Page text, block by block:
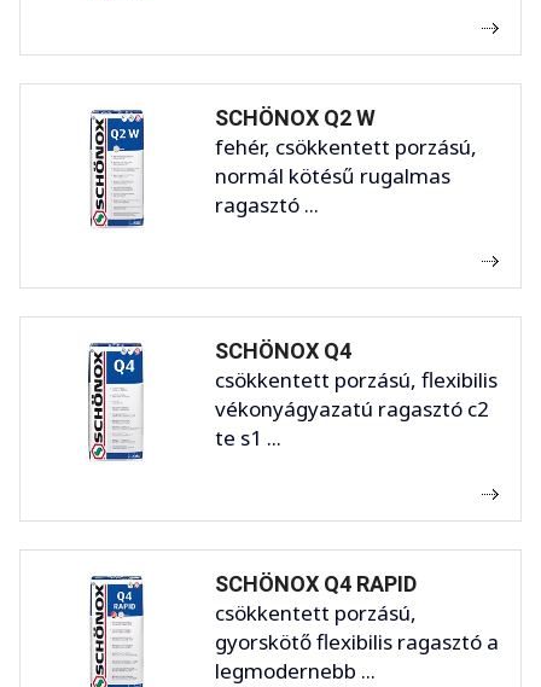
SCHÖNOX Q2 W
fehér, csökkentett porzású,
normál kötésű rugalmas
ragasztó ...
SCHÖNOX Q4
csökkentett porzású, flexibilis
vékonyágyazatú ragasztó c2
te s1 ...
SCHÖNOX Q4 RAPID
csökkentett porzású,
gyorskötő flexibilis ragasztó a
legmodernebb ...